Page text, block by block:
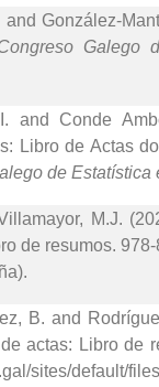
González-
Galego
and Conde
Libro de Actas
de
M.J.
de resumos.
B. and
actas: Libro de
sites/default/